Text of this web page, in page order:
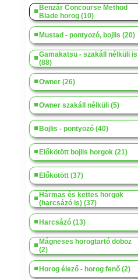
Benzár Concourse Method
Blade horog (10)
Mustad - pontyozó, bojlis (20)
Gamakatsu - szakáll nélküli is
(88)
Owner (26)
Owner szakáll nélküli (5)
Bojlis - pontyozó (40)
Előkötött bojlis horgok (21)
Előkötött (37)
Hármas és kettes horgok
(harcsázó is) (37)
Harcsázó (13)
Mágneses horogtartó doboz
(2)
Horog élező - horog fenő (2)